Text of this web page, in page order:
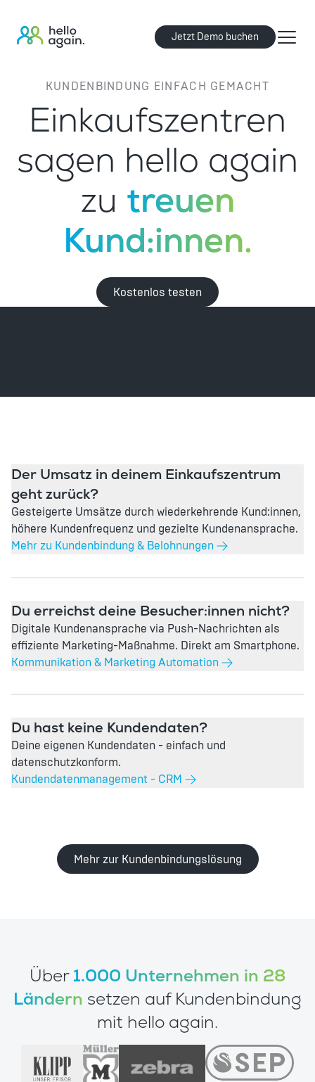
Jetzt Demo buchen
KUNDENBINDUNG EINFACH GEMACHT
Einkaufszentren
sagen hello again
zu treuen
Kund:innen.
Kostenlos testen
Der Umsatz in deinem Einkaufszentrum
geht zurück?
Gesteigerte Umsätze durch wiederkehrende Kund:innen,
höhere Kundenfrequenz und gezielte Kundenansprache.
Mehr zu Kundenbindung & Belohnungen
Du erreichst deine Besucher:innen nicht?
Digitale Kundenansprache via Push-Nachrichten als
effiziente Marketing-Maßnahme. Direkt am Smartphone.
Kommunikation & Marketing Automation
Du hast keine Kundendaten?
Deine eigenen Kundendaten - einfach und
datenschutzkonform.
Kundendatenmanagement - CRM
Mehr zur Kundenbindungslösung
Über1.000 Unternehmen in 28
Ländern setzen auf Kundenbindung
mit hello again.